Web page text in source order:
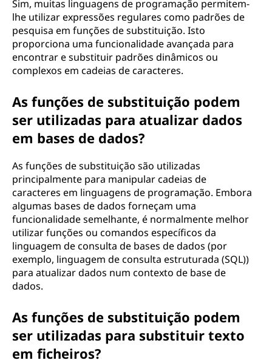
Sim, muitas linguagens de programação permitem-
lhe utilizar expressões regulares como padrões de
pesquisa em funções de substituição. Isto
proporciona uma funcionalidade avançada para
encontrar e substituir padrões dinâmicos ou
complexos em cadeias de caracteres.
As funções de substituição podem
ser utilizadas para atualizar dados
em bases de dados?
As funções de substituição são utilizadas
principalmente para manipular cadeias de
caracteres em linguagens de programação. Embora
algumas bases de dados forneçam uma
funcionalidade semelhante, é normalmente melhor
utilizar funções ou comandos específicos da
linguagem de consulta de bases de dados (por
exemplo, linguagem de consulta estruturada (SQL))
para atualizar dados num contexto de base de
dados.
As funções de substituição podem
ser utilizadas para substituir texto
em ficheiros?